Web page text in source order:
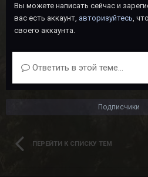
Вы можете написать сейчас и
вас есть аккаунт, авторизуйтесь,
своего аккаунта.
Ответить в этой теме...
Подписчики
ПЕРЕЙТИ К СПИСКУ ТЕМ